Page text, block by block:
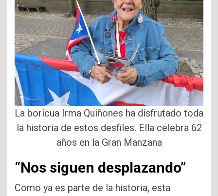
La boricua Irma Quiñones ha disfrutado toda
la historia de estos desfiles. Ella celebra 62
años en la Gran Manzana
“Nos siguen desplazando”
Como ya es parte de la historia, esta